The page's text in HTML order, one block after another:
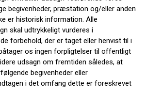
begivenheder, præstation og/eller anden
er historisk information. Alle
skal udtrykkeligt vurderes i
forbehold, der er taget eller henvist til i
os ingen forpligtelser til offentligt
udsagn om fremtiden således, at
begivenheder eller
i det omfang dette er foreskrevet